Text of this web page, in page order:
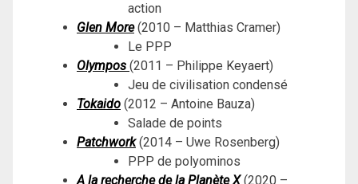
action
Glen More (2010 – Matthias Cramer)
Le PPP
Olympos (2011 – Philippe Keyaert)
Jeu de civilisation condensé
Tokaido (2012 – Antoine Bauza)
Salade de points
Patchwork (2014 – Uwe Rosenberg)
PPP de polyominos
A la recherche de la Planète X (2020 –